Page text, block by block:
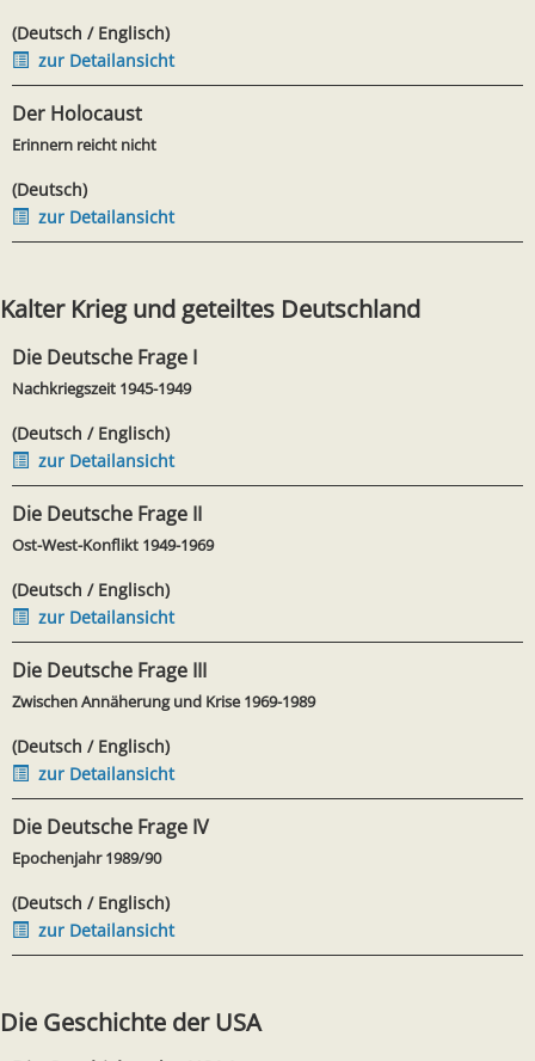
(Deutsch / Englisch)
zur Detailansicht
Der Holocaust
Erinnern reicht nicht
(Deutsch)
zur Detailansicht
Kalter Krieg und geteiltes Deutschland
Die Deutsche Frage I
Nachkriegszeit 1945-1949
(Deutsch / Englisch)
zur Detailansicht
Die Deutsche Frage II
Ost-West-Konflikt 1949-1969
(Deutsch / Englisch)
zur Detailansicht
Die Deutsche Frage III
Zwischen Annäherung und Krise 1969-1989
(Deutsch / Englisch)
zur Detailansicht
Die Deutsche Frage IV
Epochenjahr 1989/90
(Deutsch / Englisch)
zur Detailansicht
Die Geschichte der USA